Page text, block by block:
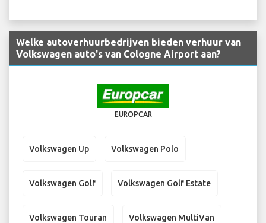
Welke autoverhuurbedrijven bieden verhuur van
Volkswagen auto's van Cologne Airport aan?
EUROPCAR
Volkswagen Up Volkswagen Polo
Volkswagen Golf Volkswagen Golf Estate
Volkswagen Touran Volkswagen MultiVan